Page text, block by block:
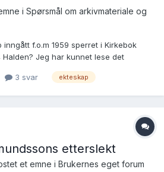
i Spørsmål om arkivmateriale og
inngått f.o.m 1959 sperret i Kirkebok
Halden? Jeg har kunnet lese det
at Viede har ingen begrensinger.
22157
3 svar ekteskap
etterslekt
et emne i Brukernes eget forum